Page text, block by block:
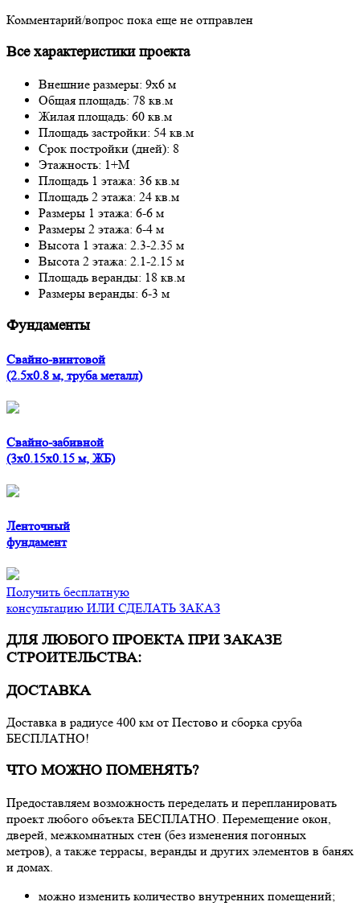
Комментарий/вопрос пока еще не отправлен
Все характеристики проекта
Внешние размеры: 9x6 м
Общая площадь: 78 кв.м
Жилая площадь: 60 кв.м
Площадь застройки: 54 кв.м
Срок постройки (дней): 8
Этажность: 1+М
Площадь 1 этажа: 36 кв.м
Площадь 2 этажа: 24 кв.м
Размеры 1 этажа: 6-6 м
Размеры 2 этажа: 6-4 м
Высота 1 этажа: 2.3-2.35 м
Высота 2 этажа: 2.1-2.15 м
Площадь веранды: 18 кв.м
Размеры веранды: 6-3 м
Фундаменты
Свайно-винтовой
(2.5x0.8 м, труба металл)
Свайно-забивной
(3x0.15x0.15 м, ЖБ)
Ленточный
фундамент
Получить бесплатную
консультацию ИЛИ СДЕЛАТЬ ЗАКАЗ
ДЛЯ ЛЮБОГО ПРОЕКТА ПРИ ЗАКАЗЕ
СТРОИТЕЛЬСТВА:
ДОСТАВКА
Доставка в радиусе 400 км от Пестово и сборка сруба
БЕСПЛАТНО!
ЧТО МОЖНО ПОМЕНЯТЬ?
Предоставляем возможность переделать и перепланировать
проект любого объекта БЕСПЛАТНО. Перемещение окон,
дверей, межкомнатных стен (без изменения погонных
метров), а также террасы, веранды и других элементов в банях
и домах.
можно изменить количество внутренних помещений;